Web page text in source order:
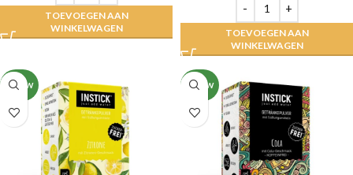
TOEVOEGEN AAN
WINKELWAGEN
TOEVOEGEN AAN
WINKELWAGEN
NIEUW NIEUW